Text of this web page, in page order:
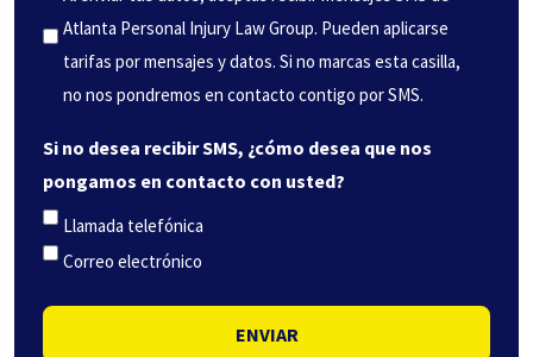
Atlanta Personal Injury Law Group. Pueden aplicarse
tarifas por mensajes y datos. Si no marcas esta casilla,
no nos pondremos en contacto contigo por SMS.
Si no desea recibir SMS, ¿cómo desea que nos
pongamos en contacto con usted?
Llamada telefónica
Correo electrónico
ENVIAR